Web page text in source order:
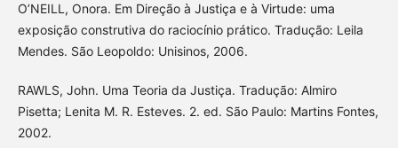
O’NEILL, Onora. Em Direção à Justiça e à Virtude: uma
exposição construtiva do raciocínio prático. Tradução: Leila
Mendes. São Leopoldo: Unisinos, 2006.
RAWLS, John. Uma Teoria da Justiça. Tradução: Almiro
Pisetta; Lenita M. R. Esteves. 2. ed. São Paulo: Martins Fontes,
2002.